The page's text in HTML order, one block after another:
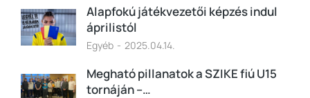
Alapfokú játékvezetői képzés indul
áprilistól
Egyéb 2025.04.14.
Megható pillanatok a SZIKE fiú U15
tornáján –…